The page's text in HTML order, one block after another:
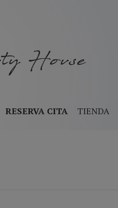
RESERVA CITA TIENDA